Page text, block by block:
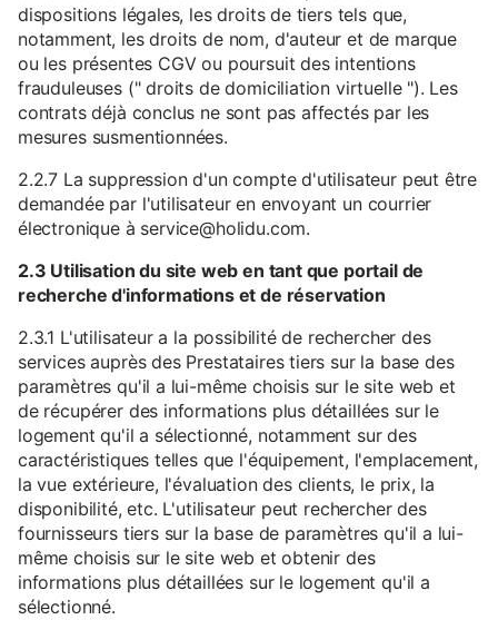
dispositions légales, les droits de tiers tels que,
notamment, les droits de nom, d'auteur et de marque
ou les présentes CGV ou poursuit des intentions
frauduleuses (" droits de domiciliation virtuelle "). Les
contrats déjà conclus ne sont pas affectés par les
mesures susmentionnées.
2.2.7 La suppression d'un compte d'utilisateur peut être
demandée par l'utilisateur en envoyant un courrier
électronique à service@holidu.com.
2.3 Utilisation du site web en tant que portail de
recherche d'informations et de réservation
2.3.1 L'utilisateur a la possibilité de rechercher des
services auprès des Prestataires tiers sur la base des
paramètres qu'il a lui-même choisis sur le site web et
de récupérer des informations plus détaillées sur le
logement qu'il a sélectionné, notamment sur des
caractéristiques telles que l'équipement, l'emplacement,
la vue extérieure, l'évaluation des clients, le prix, la
disponibilité, etc. L'utilisateur peut rechercher des
fournisseurs tiers sur la base de paramètres qu'il a lui-
même choisis sur le site web et obtenir des
informations plus détaillées sur le logement qu'il a
sélectionné.